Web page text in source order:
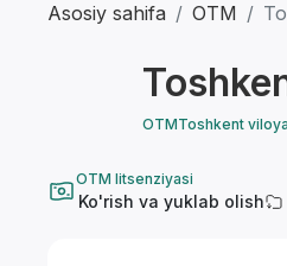
Asosiy sahifa OTM
OTMToshkent
OTM litsenziyasi
Ko'rish va yuklab olish